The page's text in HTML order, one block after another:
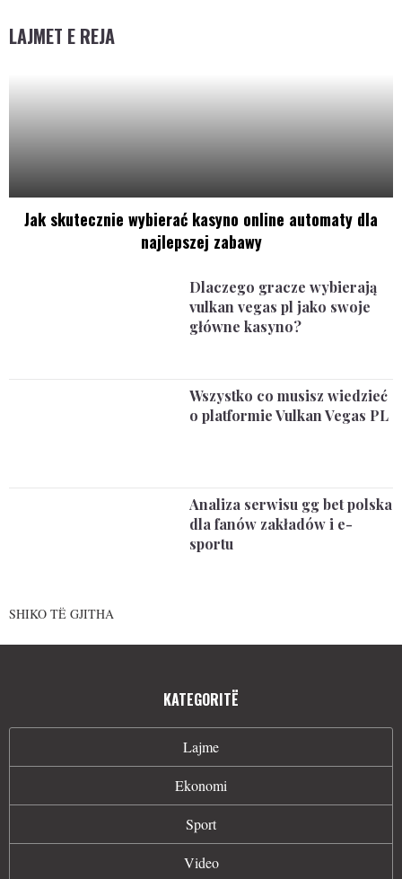
LAJMET E REJA
Jak skutecznie wybierać kasyno online automaty dla
najlepszej zabawy
Dlaczego gracze wybierają
vulkan vegas pl jako swoje
główne kasyno?
Wszystko co musisz wiedzieć
o platformie Vulkan Vegas PL
Analiza serwisu gg bet polska
dla fanów zakładów i e-
sportu
SHIKO TË GJITHA
KATEGORITË
Lajme
Ekonomi
Sport
Video